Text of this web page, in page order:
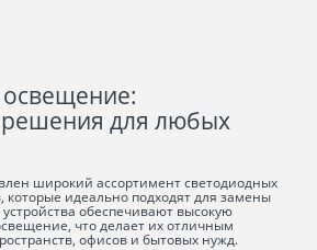
для любых
широкий ассортимент светодиодных
которые идеально подходят для замены
обеспечивают высокую
что делает их отличным
офисов и бытовых нужд.